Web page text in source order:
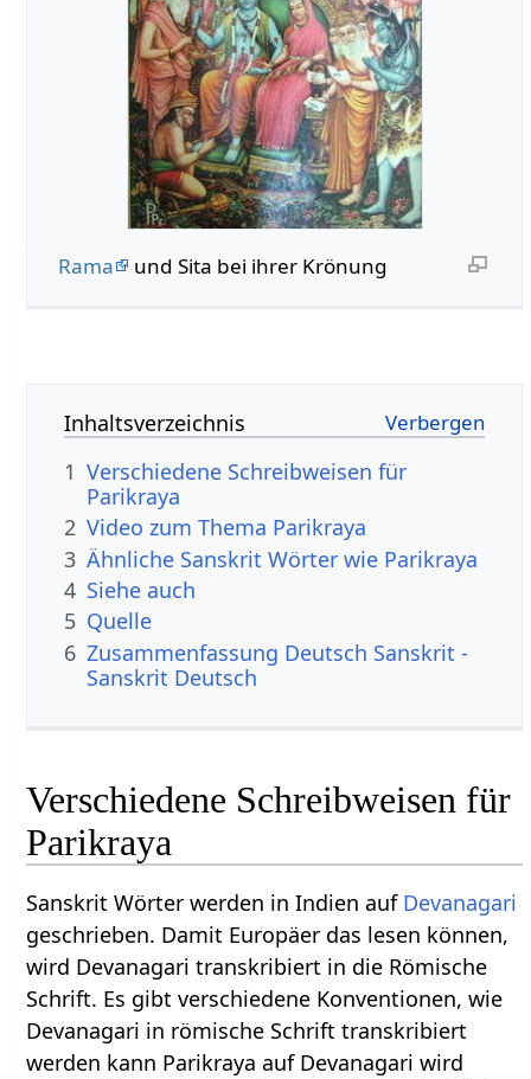
Rama und Sita bei ihrer Krönung
Inhaltsverzeichnis
1 Verschiedene Schreibweisen für
Parikraya
2 Video zum Thema Parikraya
3 Ähnliche Sanskrit Wörter wie Parikraya
4 Siehe auch
5 Quelle
6 Zusammenfassung Deutsch Sanskrit -
Sanskrit Deutsch
Verschiedene Schreibweisen für
Parikraya
Sanskrit Wörter werden in Indien auf Devanagari
geschrieben. Damit Europäer das lesen können,
wird Devanagari transkribiert in die Römische
Schrift. Es gibt verschiedene Konventionen, wie
Devanagari in römische Schrift transkribiert
werden kann Parikraya auf Devanagari wird